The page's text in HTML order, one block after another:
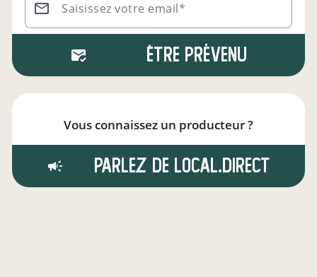
Saisissez votre email*
Être prévenu
Vous connaissez un producteur ?
Parlez de local.direct